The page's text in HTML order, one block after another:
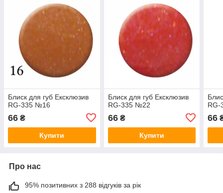
Блиск для губ Ексклюзив
RG-335 №16
66 ₴
Купити
Блиск для губ Ексклюзив
RG-335 №22
66₴
Купити
66
Про нас
95% позитивних з 288 відгуків за рік